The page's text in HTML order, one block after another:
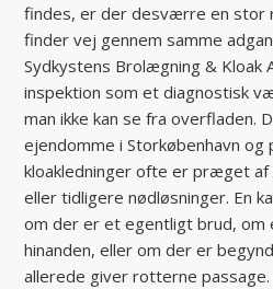
findes, er der desværre en stor
finder vej gennem samme
Sydkystens Brolægning & Kloak
inspektion som et diagnostisk
man ikke kan se fra
ejendomme i Storkøbenhavn og
kloakledninger ofte er præget
eller tidligere nødløsninger. En
om der er et egentligt brud, om
hinanden, eller om der er
allerede giver rotterne